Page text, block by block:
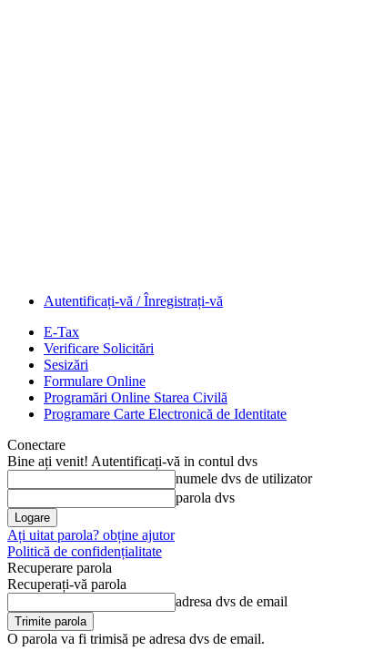
Autentificați-vă / Înregistrați-vă
E-Tax
Verificare Solicitări
Sesizări
Formulare Online
Programări Online Starea Civilă
Programare Carte Electronică de Identitate
Conectare
Bine ați venit! Autentificați-vă in contul dvs
numele dvs de utilizator
parola dvs
Ați uitat parola? obține ajutor
Politică de confidențialitate
Recuperare parola
Recuperați-vă parola
adresa dvs de email
O parola va fi trimisă pe adresa dvs de email.